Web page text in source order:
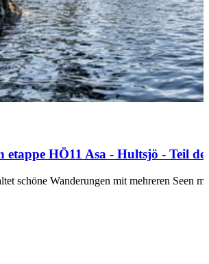
etappe HÖ11 Asa - Hultsjö - Teil
schöne Wanderungen mit mehreren Seen